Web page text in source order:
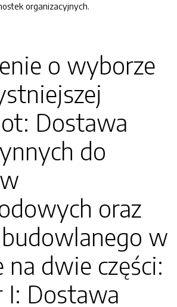
organizacyjnych.
o wyborze
Dostawa
do
oraz
w
na dwie części:
I: Dostawa